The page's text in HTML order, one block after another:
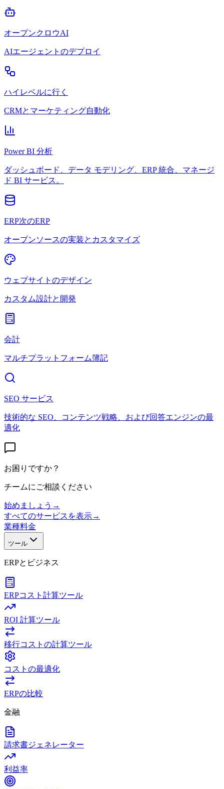
オープンクロウAI
AIエージェントのデプロイ
ハイレベルに行く
CRMとマーケティング自動化
Power BI 分析
ダッシュボード、データ モデリング、ERP 統合、マネージ
ド BI サービス。
ERP次のERP
オープンソースの実装とカスタマイズ
ウェブサイトのデザイン
カスタム設計と開発
会計
マルチプラットフォーム簿記
SEO サービス
技術的な SEO、コンテンツ戦略、および回答エンジンの最
適化
お困りですか？
チームにご相談ください
始めましょう →
すべてのサービスを表示→
業種料金
ツール
ERPとビジネス
ERPコスト計算ツール
ROI 計算ツール
移行コストの計算ツール
コストの最適化
ERPの比較
金融
請求書ジェネレーター
利益率